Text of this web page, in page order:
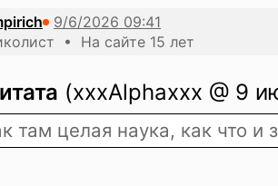
• На сайте 15 лет
(xxxAlphaxxx @ 9
там целая наука, как что и